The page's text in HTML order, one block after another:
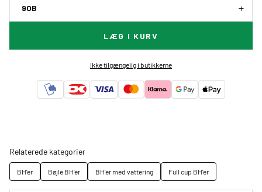
90B
LÆG I KURV
Ikke tilgængelig i butikkerne
Relaterede kategorier
BH'er Bøjle BH'er BH'er med vattering Full cup BH'er